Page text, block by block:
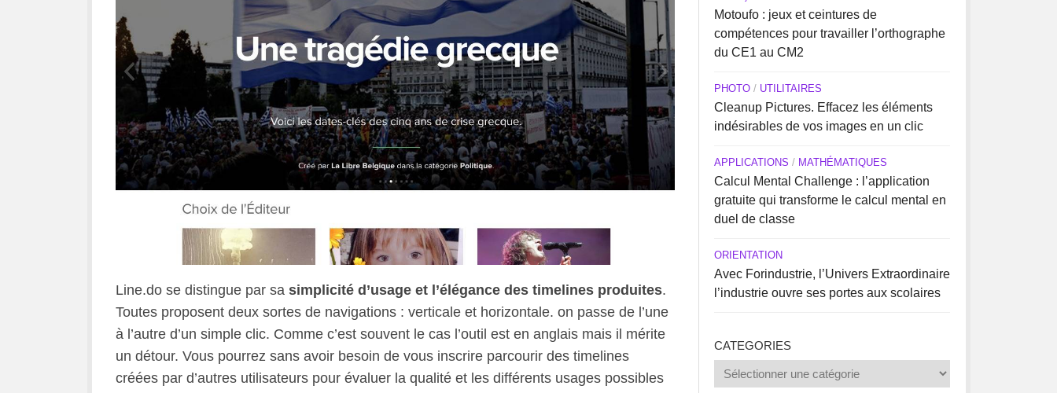
Line.do se distingue par sa simplicité d’usage et l’élégance des timelines produites.
Toutes proposent deux sortes de navigations : verticale et horizontale. on passe de l’une
à l’autre d’un simple clic. Comme c’est souvent le cas l’outil est en anglais mais il mérite
un détour. Vous pourrez sans avoir besoin de vous inscrire parcourir des timelines
créées par d’autres utilisateurs pour évaluer la qualité et les différents usages possibles
Motoufo : jeux et ceintures de
compétences pour travailler l’orthographe
du CE1 au CM2
PHOTO/ UTILITAIRES
Cleanup Pictures. Effacez les éléments
indésirables de vos images en un clic
APPLICATIONS / MATHÉMATIQUES
Calcul Mental Challenge : l’application
gratuite qui transforme le calcul mental en
duel de classe
ORIENTATION
Avec Forindustrie, l’Univers Extraordinaire
l’industrie ouvre ses portes aux scolaires
CATEGORIES
Categories